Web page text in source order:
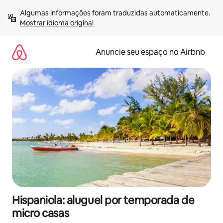
para
Mostrar idioma original
Anuncie seu espaço no Airbnb
Hispaniola: aluguel por temporada de
micro casas